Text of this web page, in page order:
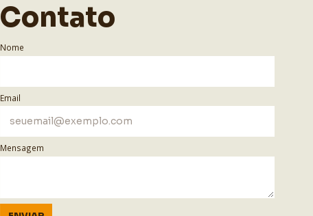
Contato
Nome
Email
Mensagem